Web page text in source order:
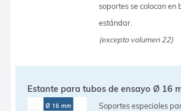
soportes se colocan en
estándar.
(excepto volumen 22)
Estante para tubos de ensayo Ø 16
Soportes especiales